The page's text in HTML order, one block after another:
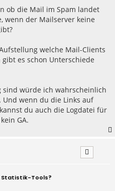
ob die Mail im Spam landet
wenn der Mailserver keine
welche Mail-Clients
es schon Unterschiede
würde ich wahrscheinlich
Und wenn du die Links auf
du auch die Logdatei für
GA.
Statistik-Tools?